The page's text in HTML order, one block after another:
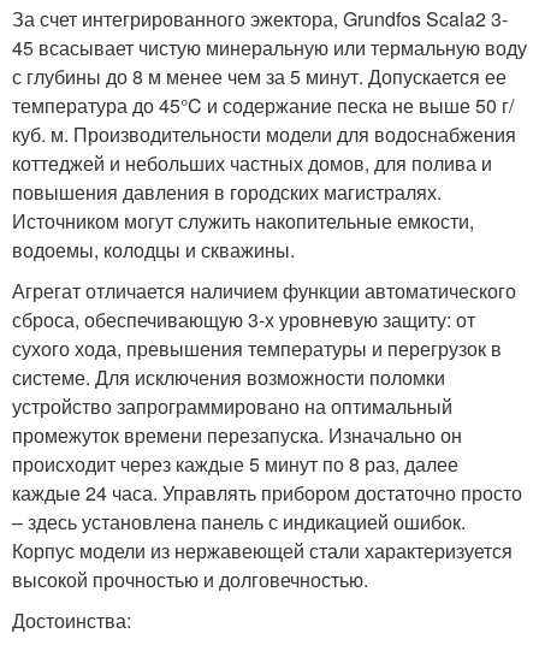
За счет интегрированного эжектора, Grundfos Scala2 3-
45 всасывает чистую минеральную или термальную воду
с глубины до 8 м менее чем за 5 минут. Допускается ее
температура до 45°C и содержание песка не выше 50 г/
куб. м. Производительности модели для водоснабжения
коттеджей и небольших частных домов, для полива и
повышения давления в городских магистралях.
Источником могут служить накопительные емкости,
водоемы, колодцы и скважины.
Агрегат отличается наличием функции автоматического
сброса, обеспечивающую 3-х уровневую защиту: от
сухого хода, превышения температуры и перегрузок в
системе. Для исключения возможности поломки
устройство запрограммировано на оптимальный
промежуток времени перезапуска. Изначально он
происходит через каждые 5 минут по 8 раз, далее
каждые 24 часа. Управлять прибором достаточно просто
– здесь установлена панель с индикацией ошибок.
Корпус модели из нержавеющей стали характеризуется
высокой прочностью и долговечностью.
Достоинства: